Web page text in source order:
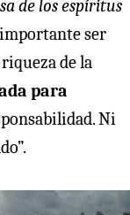
de los espíritus
ser
de la
para
Ni